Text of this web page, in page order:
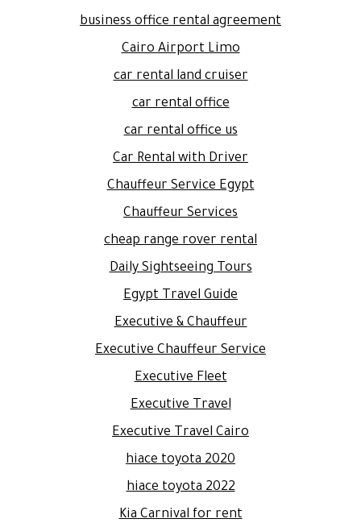
business office rental agreement
Cairo Airport Limo
car rental land cruiser
car rental office
car rental office us
Car Rental with Driver
Chauffeur Service Egypt
Chauffeur Services
cheap range rover rental
Daily Sightseeing Tours
Egypt Travel Guide
Executive & Chauffeur
Executive Chauffeur Service
Executive Fleet
Executive Travel
Executive Travel Cairo
hiace toyota 2020
hiace toyota 2022
Kia Carnival for rent